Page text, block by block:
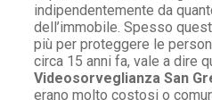
indipendentemente da
dell’immobile. Spesso
più per proteggere le
circa 15 anni fa, vale a dire
Videosorveglianza San
erano molto costosi o